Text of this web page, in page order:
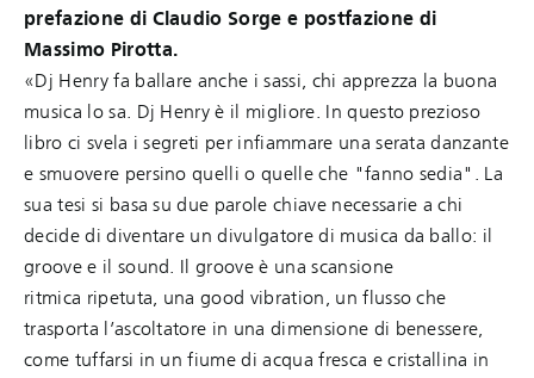
prefazione di Claudio Sorge e postfazione di
Massimo Pirotta.
«Dj Henry fa ballare anche i sassi, chi apprezza la buona
musica lo sa. Dj Henry è il migliore. In questo prezioso
libro ci svela i segreti per infiammare una serata danzante
e smuovere persino quelli o quelle che "fanno sedia". La
sua tesi si basa su due parole chiave necessarie a chi
decide di diventare un divulgatore di musica da ballo: il
groove e il sound. Il groove è una scansione
ritmica ripetuta, una good vibration, un flusso che
trasporta l’ascoltatore in una dimensione di benessere,
come tuffarsi in un fiume di acqua fresca e cristallina in